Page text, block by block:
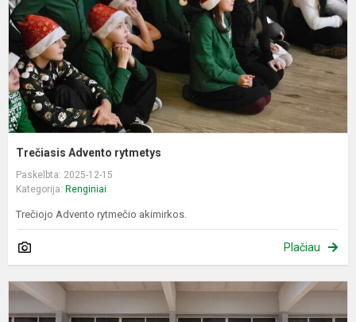
Trečiasis Advento rytmetys
Paskelbta: 2025-12-15
Kategorija: Renginiai
Trečiojo Advento rytmečio akimirkos.
Plačiau